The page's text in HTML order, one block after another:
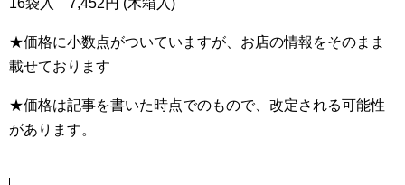
16袋入 7,452円 (木箱入)
★価格に小数点がついていますが、お店の情報をそのまま
載せております
★価格は記事を書いた時点でのもので、改定される可能性
があります。